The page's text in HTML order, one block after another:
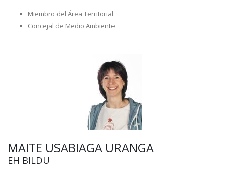
Miembro del Área Territorial
Concejal de Medio Ambiente
MAITE USABIAGA URANGA
EH BILDU